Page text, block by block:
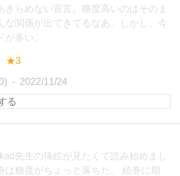
きらめない宣言。糖度高いのはそのま
な関係が出てきてるなあ。しかし、今
が多い。
★3
2022/11/24
先生の挿絵が見たくて読み始めまし
は糖度がちょっと落ちた。 続巻に期